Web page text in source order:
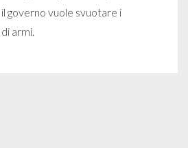
governo vuole svuotare i
armi.